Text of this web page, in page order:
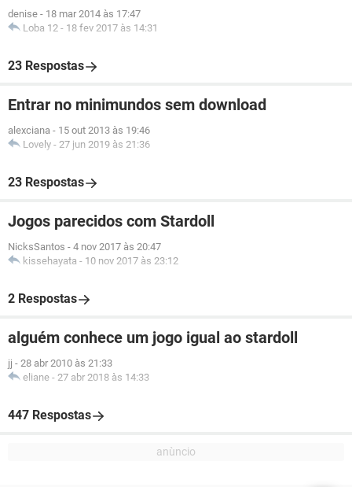
denise - 18 mar 2014 às 17:47
Loba 12 - 18 fev 2017 às 14:31
23 Respostas
Entrar no minimundos sem download
alexciana - 15 out 2013 às 19:46
Lovely - 27 jun 2019 às 21:36
23 Respostas
Jogos parecidos com Stardoll
NicksSantos - 4 nov 2017 às 20:47
kissehayata - 10 nov 2017 às 23:12
2 Respostas
alguém conhece um jogo igual ao stardoll
jj - 28 abr 2010 às 21:33
eliane - 27 abr 2018 às 14:33
447 Respostas